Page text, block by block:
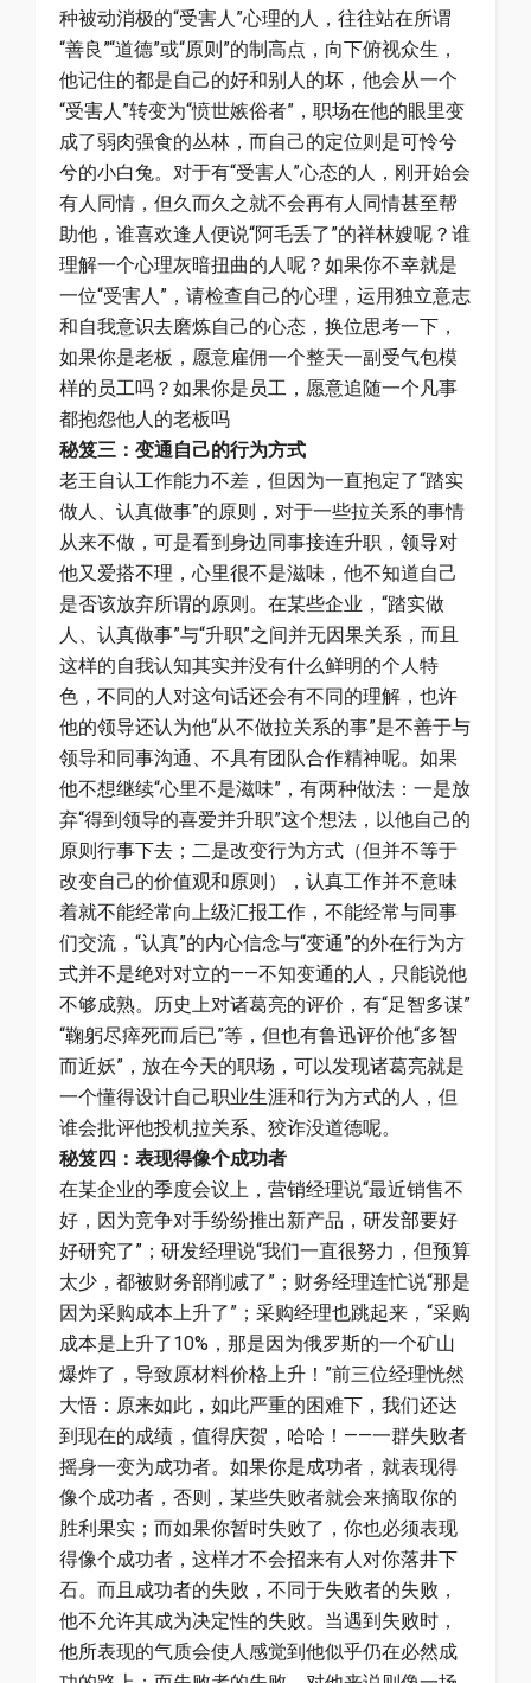
种被动消极的“受害人”心理的人，往往站在所谓
“善良”“道德”或“原则”的制高点，向下俯视众生，
他记住的都是自己的好和别人的坏，他会从一个
“受害人”转变为“愤世嫉俗者”，职场在他的眼里变
成了弱肉强食的丛林，而自己的定位则是可怜兮
兮的小白兔。对于有“受害人”心态的人，刚开始会
有人同情，但久而久之就不会再有人同情甚至帮
助他，谁喜欢逢人便说“阿毛丢了”的祥林嫂呢？谁
理解一个心理灰暗扭曲的人呢？如果你不幸就是
一位“受害人”，请检查自己的心理，运用独立意志
和自我意识去磨炼自己的心态，换位思考一下，
如果你是老板，愿意雇佣一个整天一副受气包模
样的员工吗？如果你是员工，愿意追随一个凡事
都抱怨他人的老板吗
秘笈三：变通自己的行为方式
老王自认工作能力不差，但因为一直抱定了“踏实
做人、认真做事”的原则，对于一些拉关系的事情
从来不做，可是看到身边同事接连升职，领导对
他又爱搭不理，心里很不是滋味，他不知道自己
是否该放弃所谓的原则。在某些企业，“踏实做
人、认真做事”与“升职”之间并无因果关系，而且
这样的自我认知其实并没有什么鲜明的个人特
色，不同的人对这句话还会有不同的理解，也许
他的领导还认为他“从不做拉关系的事”是不善于与
领导和同事沟通、不具有团队合作精神呢。如果
他不想继续“心里不是滋味”，有两种做法：一是放
弃“得到领导的喜爱并升职”这个想法，以他自己的
原则行事下去；二是改变行为方式（但并不等于
改变自己的价值观和原则），认真工作并不意味
着就不能经常向上级汇报工作，不能经常与同事
们交流，“认真”的内心信念与“变通”的外在行为方
式并不是绝对对立的——不知变通的人，只能说他
不够成熟。历史上对诸葛亮的评价，有“足智多谋”
“鞠躬尽瘁死而后已”等，但也有鲁迅评价他“多智
而近妖”，放在今天的职场，可以发现诸葛亮就是
一个懂得设计自己职业生涯和行为方式的人，但
谁会批评他投机拉关系、狡诈没道德呢。
秘笈四：表现得像个成功者
在某企业的季度会议上，营销经理说“最近销售不
好，因为竞争对手纷纷推出新产品，研发部要好
好研究了”；研发经理说“我们一直很努力，但预算
太少，都被财务部削减了”；财务经理连忙说“那是
因为采购成本上升了”；采购经理也跳起来，“采购
成本是上升了10%，那是因为俄罗斯的一个矿山
爆炸了，导致原材料价格上升！”前三位经理恍然
大悟：原来如此，如此严重的困难下，我们还达
到现在的成绩，值得庆贺，哈哈！——一群失败者
摇身一变为成功者。如果你是成功者，就表现得
像个成功者，否则，某些失败者就会来摘取你的
胜利果实；而如果你暂时失败了，你也必须表现
得像个成功者，这样才不会招来有人对你落井下
石。而且成功者的失败，不同于失败者的失败，
他不允许其成为决定性的失败。当遇到失败时，
他所表现的气质会使人感觉到他似乎仍在必然成